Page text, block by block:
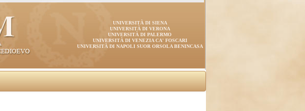
UNIVERSITÀ DI SIENA
UNIVERSITÀ DI VERONA
UNIVERSITÀ DI PALERMO
UNIVERSITÀ DI VENEZIA CA' FOSCARI
UNIVERSITÀ DI NAPOLI SUOR ORSOLA BENINCASA